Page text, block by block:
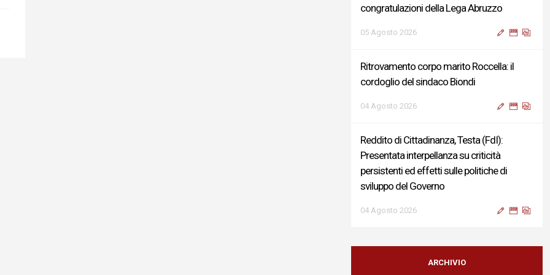
congratulazioni della Lega Abruzzo
05 Agosto 2026
Ritrovamento corpo marito Roccella: il
cordoglio del sindaco Biondi
04 Agosto 2026
Reddito di Cittadinanza, Testa (FdI):
Presentata interpellanza su criticità
persistenti ed effetti sulle politiche di
sviluppo del Governo
04 Agosto 2026
Sigismondi, Liris e Testa: “Profondo
cordoglio e vicinanza al Ministro Roccella e
ARCHIVIO